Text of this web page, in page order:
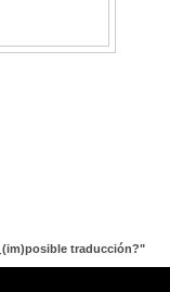
traducción?"